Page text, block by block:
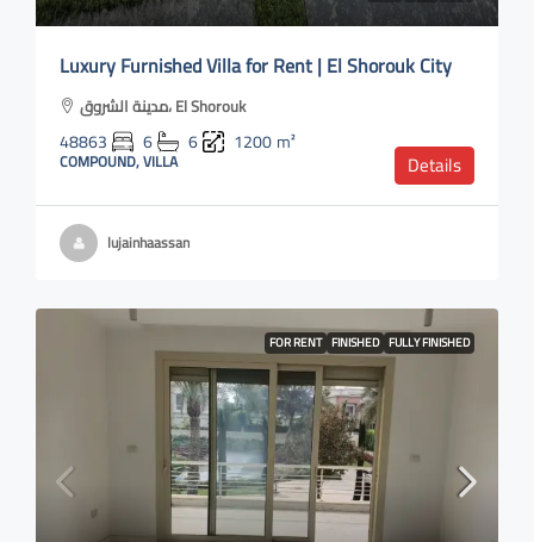
Luxury Furnished Villa for Rent | El Shorouk City
مدينة الشروق، El Shorouk
48863 6 6 1200m²
COMPOUND, VILLA Details
lujainhaassan
FOR RENT FINISHED FULLY FINISHED